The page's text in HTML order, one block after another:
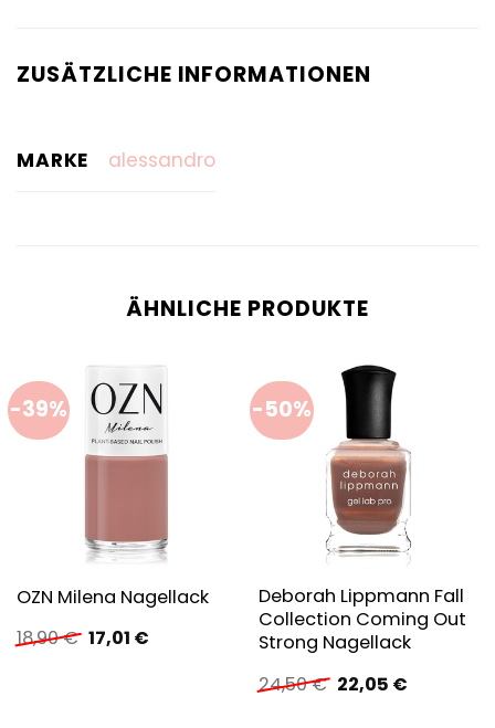
ZUSÄTZLICHE INFORMATIONEN
MARKE alessandro
ÄHNLICHE PRODUKTE
-39%
OZN Milena Nagellack
18,90€ Ursprünglicher
Preis
17,01 €Aktueller
-50%
Deborah Lippmann Fall
Collection Coming Out
Strong Nagellack
24,50€ Ursprünglicher
Preis
22,05 €Aktueller